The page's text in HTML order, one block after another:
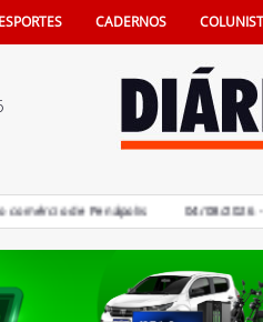
ESPORTES CADERNOS
de Penápolis 04/08/2026 -